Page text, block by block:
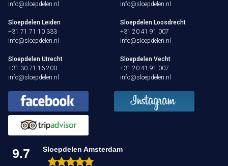
Haarlem
Leiden
Den Haag
Loosdrecht
Vecht
Tarieven
Lidmaatschap
info@sloepdelen.nl
info@sloepdelen.nl
Sloepdelen Leiden
+31 71 71 10 333
info@sloepdelen.nl
Sloepdelen Loosdrecht
+31 20 41 91 007
info@sloepdelen.nl
Sloepdelen Utrecht
+31 30 71 16 200
info@sloepdelen.nl
Sloepdelen Vecht
+31 20 41 91 007
info@sloepdelen.nl
9.7 Sloepdelen Amsterdam